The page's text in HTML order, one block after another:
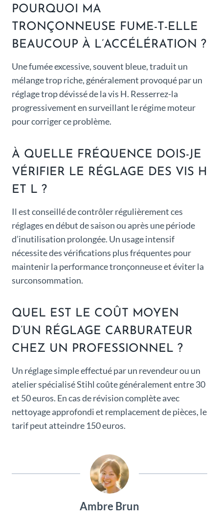
POURQUOI MA
TRONÇONNEUSE FUME-T-ELLE
BEAUCOUP À L’ACCÉLÉRATION ?
Une fumée excessive, souvent bleue, traduit un
mélange trop riche, généralement provoqué par un
réglage trop dévissé de la vis H. Resserrez-la
progressivement en surveillant le régime moteur
pour corriger ce problème.
À QUELLE FRÉQUENCE DOIS-JE
VÉRIFIER LE RÉGLAGE DES VIS H
ET L ?
Il est conseillé de contrôler régulièrement ces
réglages en début de saison ou après une période
d’inutilisation prolongée. Un usage intensif
nécessite des vérifications plus fréquentes pour
maintenir la performance tronçonneuse et éviter la
surconsommation.
QUEL EST LE COÛT MOYEN
D’UN RÉGLAGE CARBURATEUR
CHEZ UN PROFESSIONNEL ?
Un réglage simple effectué par un revendeur ou un
atelier spécialisé Stihl coûte généralement entre 30
et 50 euros. En cas de révision complète avec
nettoyage approfondi et remplacement de pièces, le
tarif peut atteindre 150 euros.
Ambre Brun